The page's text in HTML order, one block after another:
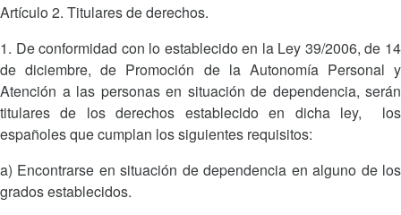
Artículo 2. Titulares de derechos.
1. De conformidad con lo establecido en la Ley 39/2006, de 14
de diciembre, de Promoción de la Autonomía Personal y
Atención a las personas en situación de dependencia, serán
titulares de los derechos establecido en dicha ley, los
españoles que cumplan los siguientes requisitos:
a) Encontrarse en situación de dependencia en alguno de los
grados establecidos.